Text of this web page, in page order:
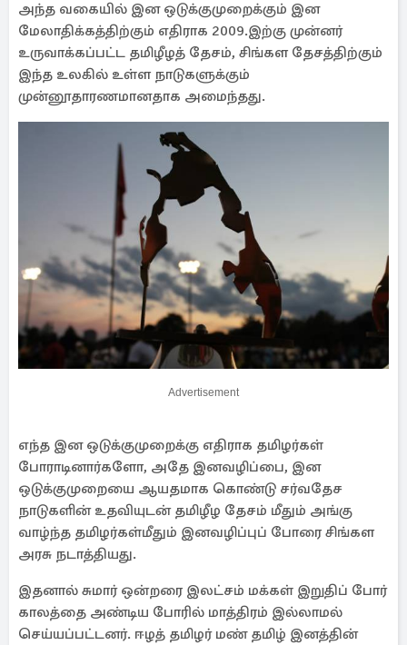
அந்த வகையில் இன ஒடுக்குமுறைக்கும் இன
மேலாதிக்கத்திற்கும் எதிராக 2009.இற்கு முன்னர்
உருவாக்கப்பட்ட தமிழீழத் தேசம், சிங்கள தேசத்திற்கும்
இந்த உலகில் உள்ள நாடுகளுக்கும்
முன்னூதாரணமானதாக அமைந்தது.
Advertisement
எந்த இன ஒடுக்குமுறைக்கு எதிராக தமிழர்கள்
போராடினார்களோ, அதே இனவழிப்பை, இன
ஒடுக்குமுறையை ஆயதமாக கொண்டு சர்வதேச
நாடுகளின் உதவியுடன் தமிழீழ தேசம் மீதும் அங்கு
வாழ்ந்த தமிழர்கள்மீதும் இனவழிப்புப் போரை சிங்கள
அரசு நடாத்தியது.
இதனால் சுமார் ஒன்றரை இலட்சம் மக்கள் இறுதிப் போர்
காலத்தை அண்டிய போரில் மாத்திரம் இல்லாமல்
செய்யப்பட்டனர். ஈழத் தமிழர் மண் தமிழ் இனத்தின்